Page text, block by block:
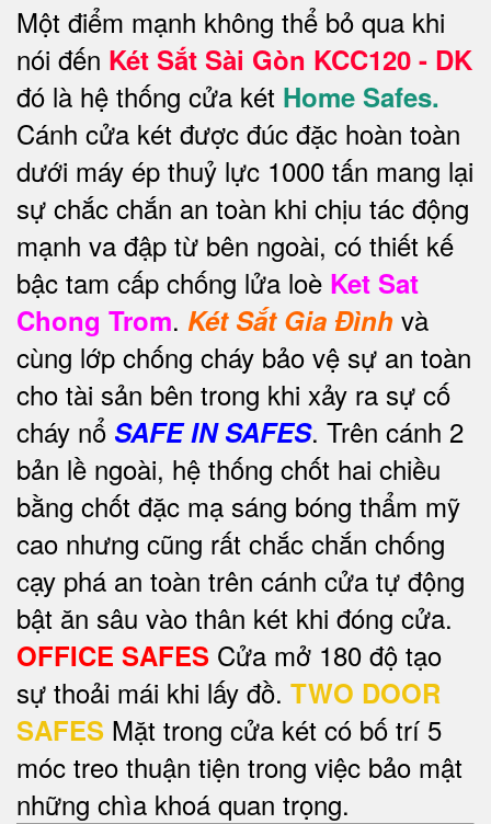
Một điểm mạnh không thể bỏ qua khi
nói đến Két Sắt Sài Gòn KCC120 - DK
đó là hệ thống cửa két Home Safes.
Cánh cửa két được đúc đặc hoàn toàn
dưới máy ép thuỷ lực 1000 tấn mang lại
sự chắc chắn an toàn khi chịu tác động
mạnh va đập từ bên ngoài, có thiết kế
bậc tam cấp chống lửa loè Ket Sat
Chong Trom. Két Sắt Gia Đình và
cùng lớp chống cháy bảo vệ sự an toàn
cho tài sản bên trong khi xảy ra sự cố
cháy nổ SAFE IN SAFES. Trên cánh 2
bản lề ngoài, hệ thống chốt hai chiều
bằng chốt đặc mạ sáng bóng thẩm mỹ
cao nhưng cũng rất chắc chắn chống
cạy phá an toàn trên cánh cửa tự động
bật ăn sâu vào thân két khi đóng cửa.
OFFICE SAFES Cửa mở 180 độ tạo
sự thoải mái khi lấy đồ. TWO DOOR
SAFES Mặt trong cửa két có bố trí 5
móc treo thuận tiện trong việc bảo mật
những chìa khoá quan trọng.